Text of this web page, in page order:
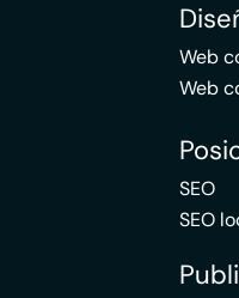
Web
Web
SEO
SEO